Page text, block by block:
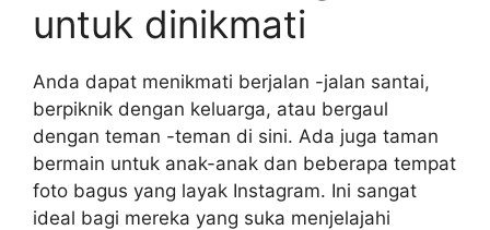
untuk dinikmati
Anda dapat menikmati berjalan -jalan santai,
berpiknik dengan keluarga, atau bergaul
dengan teman -teman di sini. Ada juga taman
bermain untuk anak-anak dan beberapa tempat
foto bagus yang layak Instagram. Ini sangat
ideal bagi mereka yang suka menjelajahi